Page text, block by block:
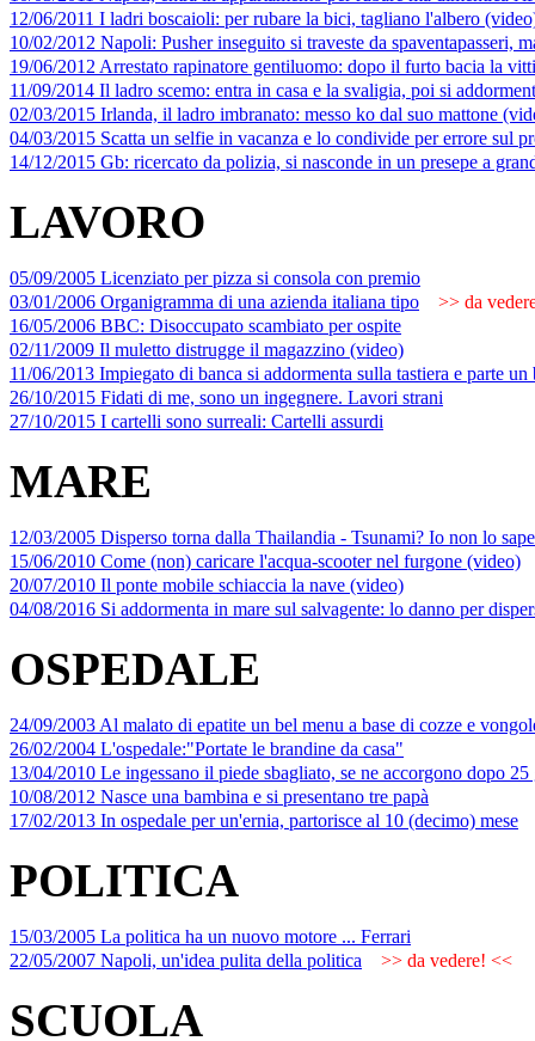
12/06/2011 I ladri boscaioli: per rubare la bici, tagliano l'albero
10/02/2012 Napoli: Pusher inseguito si traveste da spaventapasseri,
19/06/2012 Arrestato rapinatore gentiluomo: dopo il furto bacia la
11/09/2014 Il ladro scemo: entra in casa e la svaligia, poi si
02/03/2015 Irlanda, il ladro imbranato: messo ko dal suo mattone
04/03/2015 Scatta un selfie in vacanza e lo condivide per errore sul
14/12/2015 Gb: ricercato da polizia, si nasconde in un presepe a
LAVORO
05/09/2005 Licenziato per pizza si consola con premio
03/01/2006 Organigramma di una azienda italiana tipo
>> da
16/05/2006 BBC: Disoccupato scambiato per ospite
02/11/2009 Il muletto distrugge il magazzino (video)
11/06/2013 Impiegato di banca si addormenta sulla tastiera e parte
26/10/2015 Fidati di me, sono un ingegnere. Lavori strani
27/10/2015 I cartelli sono surreali: Cartelli assurdi
MARE
12/03/2005 Disperso torna dalla Thailandia - Tsunami? Io non lo
15/06/2010 Come (non) caricare l'acqua-scooter nel furgone (video)
20/07/2010 Il ponte mobile schiaccia la nave (video)
04/08/2016 Si addormenta in mare sul salvagente: lo danno per
OSPEDALE
24/09/2003 Al malato di epatite un bel menu a base di cozze e
26/02/2004 L'ospedale:"Portate le brandine da casa"
13/04/2010 Le ingessano il piede sbagliato, se ne accorgono dopo
10/08/2012 Nasce una bambina e si presentano tre papà
17/02/2013 In ospedale per un'ernia, partorisce al 10 (decimo) mese
POLITICA
15/03/2005 La politica ha un nuovo motore ... Ferrari
22/05/2007 Napoli, un'idea pulita della politica
>> da vedere! <<
SCUOLA